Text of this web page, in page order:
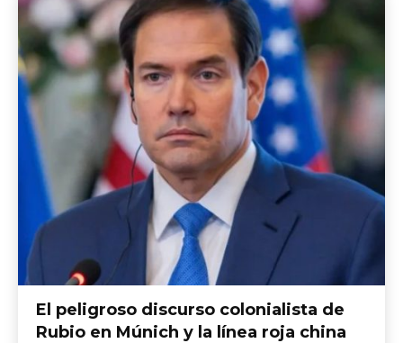
El peligroso discurso colonialista de
Rubio en Múnich y la línea roja china